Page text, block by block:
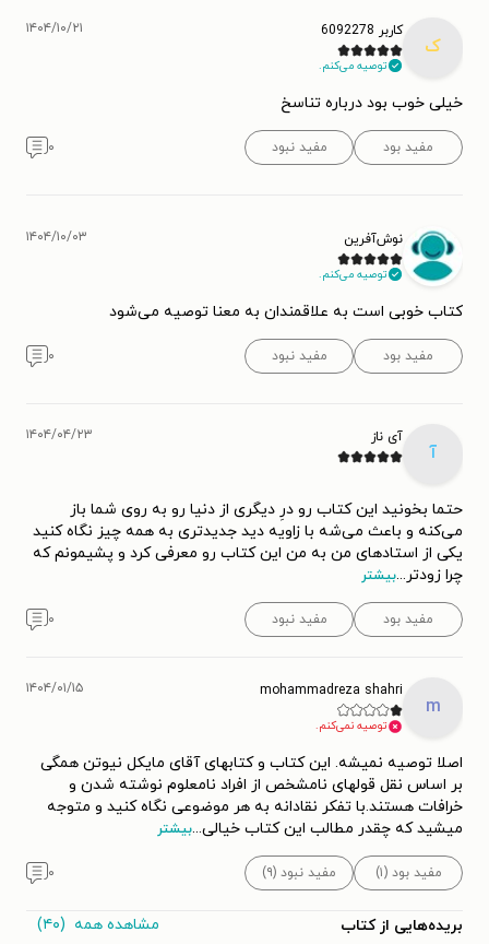
ک
کاربر 6092278
توصیه می‌کنم.
۱۴۰۴/۱۰/۲۱
خیلی خوب بود درباره تناسخ
مفید بود مفید نبود ۰
نوش‌آفرین
توصیه می‌کنم.
۱۴۰۴/۱۰/۰۳
کتاب خوبی است به علاقمندان به معنا توصیه می‌شود
مفید بود مفید نبود ۰
آ
آی ناز ۱۴۰۴/۰۴/۲۳
حتما بخونید این کتاب رو درِ دیگری از دنیا رو به روی شما باز
می‌کنه و باعث می‌شه با زاویه دید جدیدتری به همه چیز نگاه کنید
یکی از استادهای من به من این کتاب رو معرفی کرد و پشیمونم که
چرا زودتر...بیشتر
مفید بود مفید نبود ۰
m
mohammadreza shahri
توصیه نمی‌کنم.
۱۴۰۴/۰۱/۱۵
اصلا توصیه نمیشه. این کتاب و کتابهای آقای مایکل نیوتن همگی
بر اساس نقل قولهای نامشخص از افراد نامعلوم نوشته شدن و
خرافات هستند.با تفکر نقادانه به هر موضوعی نگاه کنید و متوجه
میشید که چقدر مطالب این کتاب خیالی...بیشتر
مفید بود (۱) مفید نبود (۹) ۰
بریده‌هایی از کتاب مشاهده همه (۴۰)